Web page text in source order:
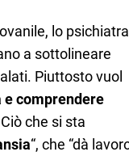
lo psichiatra
a sottolineare
Piuttosto vuol
e comprendere
Ciò che si sta
“, che “dà